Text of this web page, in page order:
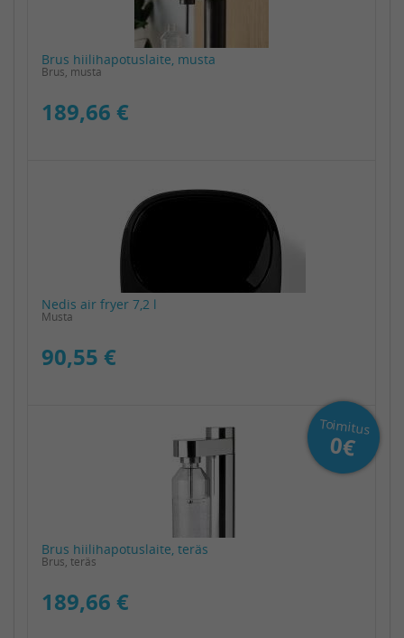
Brus hiilihapotuslaite, musta
Brus, musta
189,66 €
Nedis air fryer 7,2 l
Musta
90,55 €
Toimitus
0€
Brus hiilihapotuslaite, teräs
Brus, teräs
189,66 €